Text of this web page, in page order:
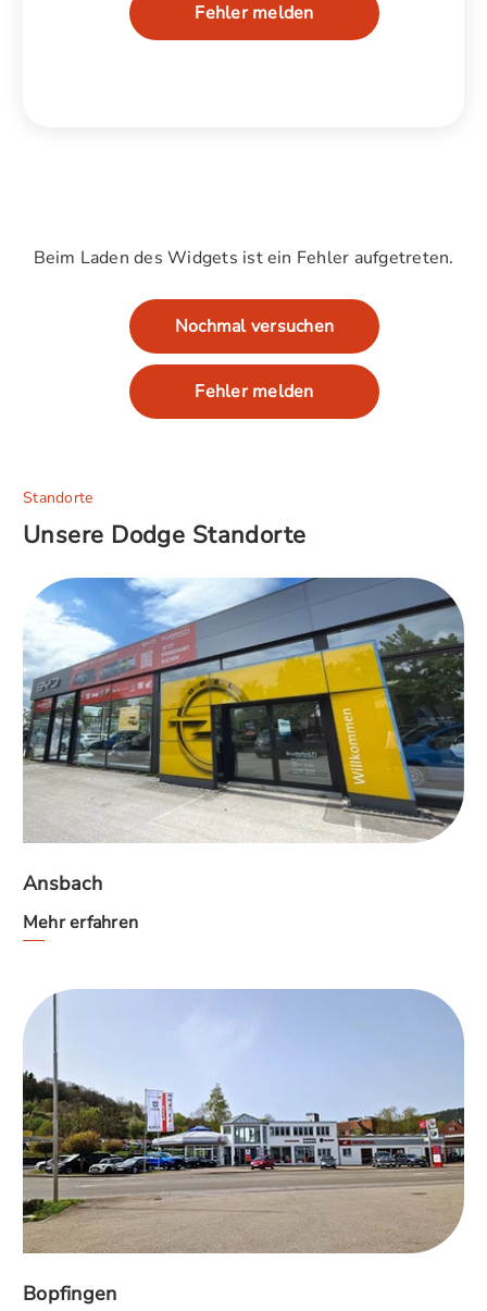
Fehler melden
Beim Laden des Widgets ist ein Fehler aufgetreten.
Nochmal versuchen
Fehler melden
Standorte
Unsere Dodge Standorte
Ansbach
Mehr erfahren
Bopfingen